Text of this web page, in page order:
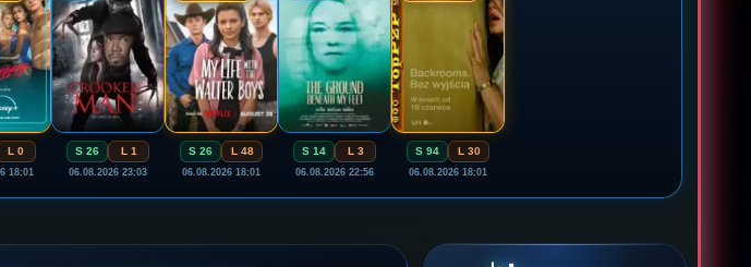
L 0
18:01
S 26 L 1
06.08.2026 23:03
S 26 L 48
06.08.2026 18:01
S 14 L 3
06.08.2026 22:56
S 94 L 30
06.08.2026 18:01